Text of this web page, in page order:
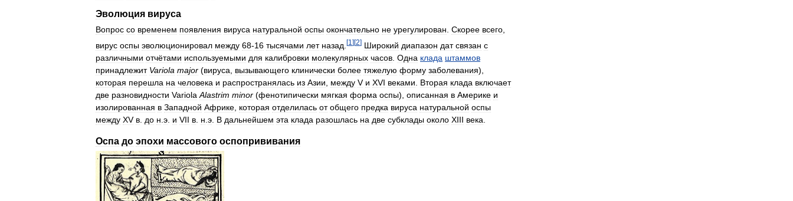
Эволюция вируса
Вопрос со временем появления вируса натуральной оспы окончательно не урегулирован Скорее всего
вирус оспы эволюционировал между 68-16 тысячами лет назад [1 ][2] Широкий диапазон дат связан с
различными отчётами используемыми для калибровки молекулярных часов Одна клада штаммов
принадлежит Variola major (вируса вызывающего клинически более тяжелую форму заболевания),
которая перешла на человека и распространялась из Азии между V и XVI веками Вторая клада включает
две разновидности Variola Alastrim minor (фенотипически мягкая форма оспы), описанная в Америке и
изолированная в Западной Африке которая отделилась от общего предка вируса натуральной оспы
между XV в до н э и VII в н э В дальнейшем эта клада разошлась на две субклады около XIII века
Оспа до эпохи массового оспопрививания